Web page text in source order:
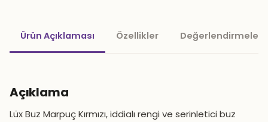
Ürün Açıklaması Özellikler Değerlendirmeler
Açıklama
Lüx Buz Marpuç Kırmızı, iddialı rengi ve serinletici buz